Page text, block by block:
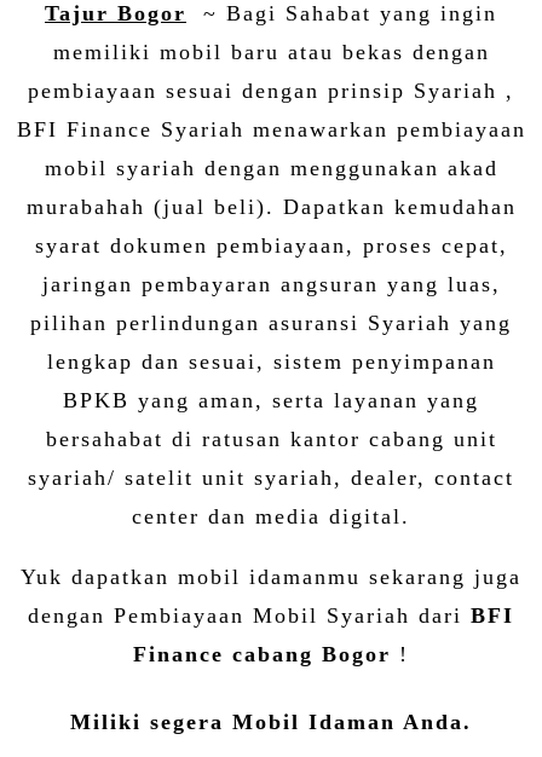
Tajur Bogor ~ Bagi Sahabat yang ingin
memiliki mobil baru atau bekas dengan
pembiayaan sesuai dengan prinsip Syariah ,
BFI Finance Syariah menawarkan pembiayaan
mobil syariah dengan menggunakan akad
murabahah (jual beli). Dapatkan kemudahan
syarat dokumen pembiayaan, proses cepat,
jaringan pembayaran angsuran yang luas,
pilihan perlindungan asuransi Syariah yang
lengkap dan sesuai, sistem penyimpanan
BPKB yang aman, serta layanan yang
bersahabat di ratusan kantor cabang unit
syariah/ satelit unit syariah, dealer, contact
center dan media digital.
Yuk dapatkan mobil idamanmu sekarang juga
dengan Pembiayaan Mobil Syariah dari BFI
Finance cabang Bogor !
Miliki segera Mobil Idaman Anda.